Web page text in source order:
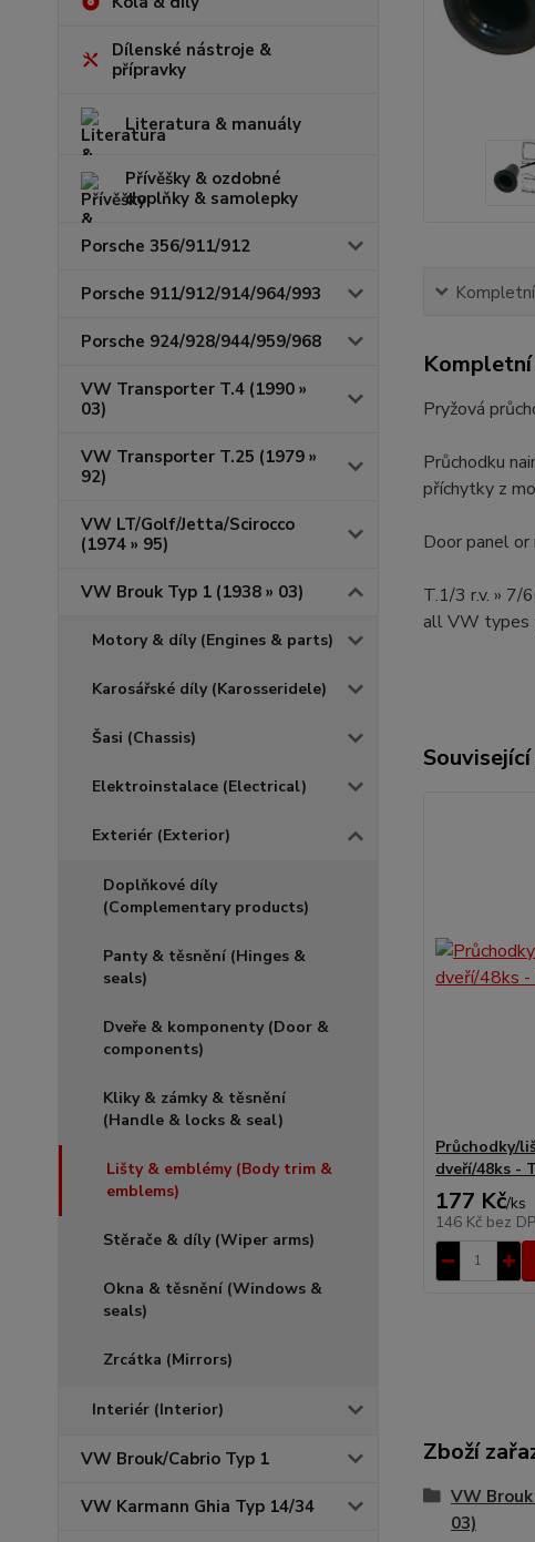
Dílenské nástroje &
přípravky
Literatura & manuály
Přívěšky & ozdobné
doplňky & samolepky
Porsche 356/911/912
Porsche 911/912/914/964/993
Porsche 924/928/944/959/968
VW Transporter T.4 (1990 »
03)
VW Transporter T.25 (1979 »
92)
VW LT/Golf/Jetta/Scirocco
(1974 » 95)
VW Brouk Typ 1 (1938 » 03)
Motory & díly (Engines & parts)
Karosářské díly (Karosseridele)
Šasi (Chassis)
Elektroinstalace (Electrical)
Exteriér (Exterior)
Doplňkové díly
(Complementary products)
Panty & těsnění (Hinges &
seals)
Dveře & komponenty (Door &
components)
Kliky & zámky & těsnění
(Handle & locks & seal)
Lišty & emblémy (Body trim &
emblems)
Stěrače & díly (Wiper arms)
Okna & těsnění (Windows &
seals)
Zrcátka (Mirrors)
Interiér (Interior)
VW Brouk/Cabrio Typ 1
VW Karmann Ghia Typ 14/34
Pryžová
Průchodku
příchytky z
Door panel
T.1/3 r.v. » 7/
all VW types
Průchodky/
dveří/48ks -
177 Kč/ks
146 Kč bez
Zboží
VW Brouk
03)